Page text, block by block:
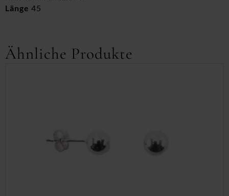
Länge 45
Ähnliche Produkte